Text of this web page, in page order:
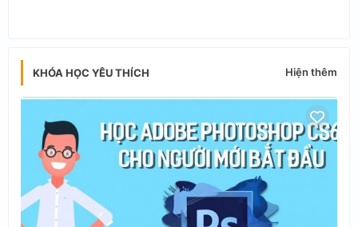
KHÓA HỌC YÊU THÍCH Hiện thêm